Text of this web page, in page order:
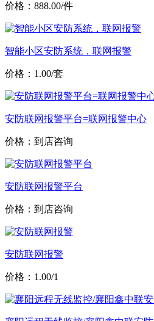
价格：888.00/件
智能小区安防系统，联网报警
价格：1.00/套
安防联网报警平台=联网报警中心
价格：到店咨询
安防联网报警平台
价格：到店咨询
安防联网报警
价格：1.00/1